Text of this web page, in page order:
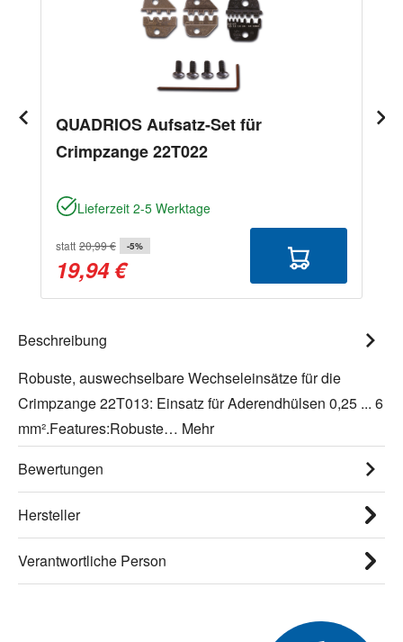
QUADRIOS Aufsatz-Set für
Crimpzange 22T022
Lieferzeit 2-5 Werktage
statt 20,99 € -5%
19,94 €
Beschreibung
Robuste, auswechselbare Wechseleinsätze für die
Crimpzange 22T013: Einsatz für Aderendhülsen 0,25 ... 6
mm².Features:Robuste… Mehr
Bewertungen
Hersteller
Verantwortliche Person